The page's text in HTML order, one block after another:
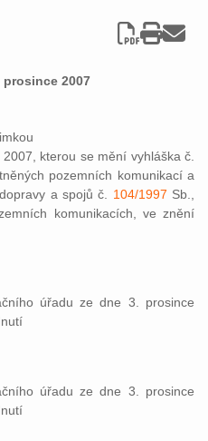
prosince 2007
kterou se mění vyhláška č.
pozemních komunikací a
a spojů č. 104/1997 Sb.,
komunikacích, ve znění
úřadu ze dne 3. prosince
úřadu ze dne 3. prosince